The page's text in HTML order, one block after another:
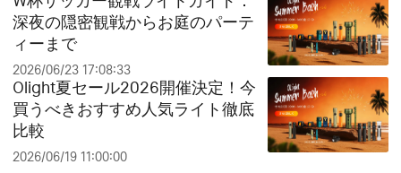
深夜の隠密観戦からお庭のパーテ
ィーまで
2026/06/23 17:08:33
Olight夏セール2026開催決定！今
買うべきおすすめ人気ライト徹底
比較
2026/06/19 11:00:00